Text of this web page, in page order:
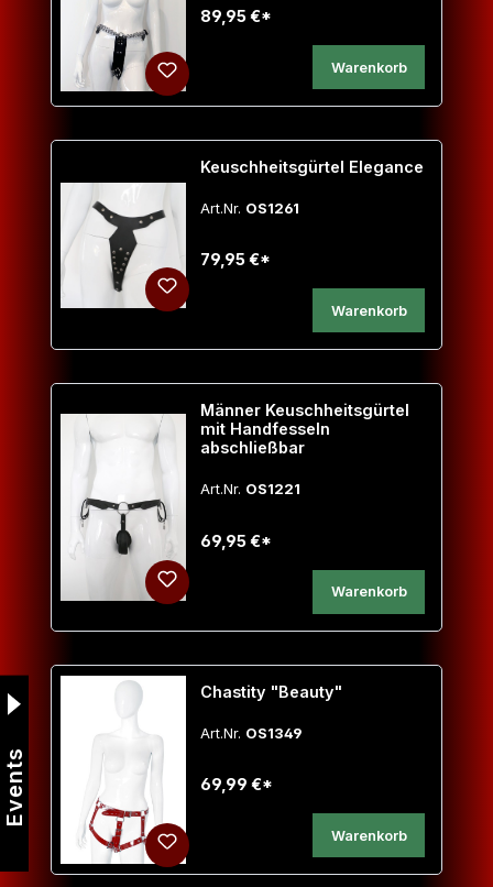
89,95 €*
Warenkorb
Keuschheitsgürtel Elegance
Art.Nr. OS1261
79,95 €*
Warenkorb
Männer Keuschheitsgürtel
mit Handfesseln
abschließbar
Art.Nr. OS1221
69,95 €*
Warenkorb
Chastity "Beauty"
Art.Nr. OS1349
69,99 €*
Warenkorb
Events